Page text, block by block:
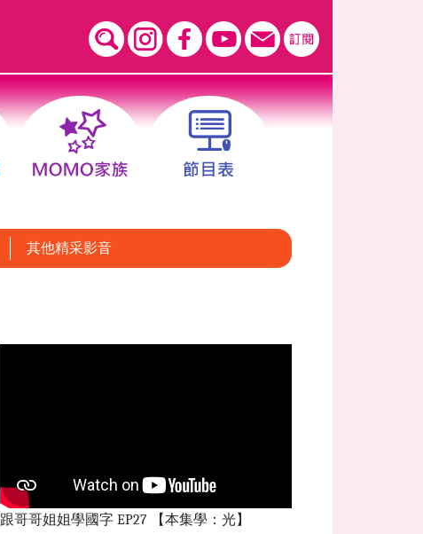
其他精采影音
跟哥哥姐姐學國字 EP27 【本集學：光】